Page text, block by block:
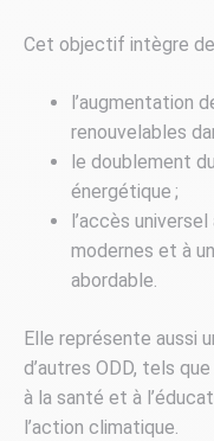
Cet objectif intègre
l’augmentation
renouvelables
le doublement
énergétique ;
l’accès
modernes et à
abordable.
Elle représente aussi
d’autres ODD, tels
à la santé et à
l’action climatique.